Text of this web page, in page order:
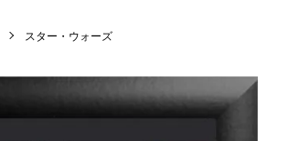
スター・ウォーズ